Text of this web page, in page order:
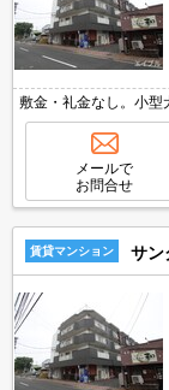
敷金・礼金なし。小型
証会社加入要（初回
残置物2基。ペット飼
メールで
お問合せ
賃貸マンション サン